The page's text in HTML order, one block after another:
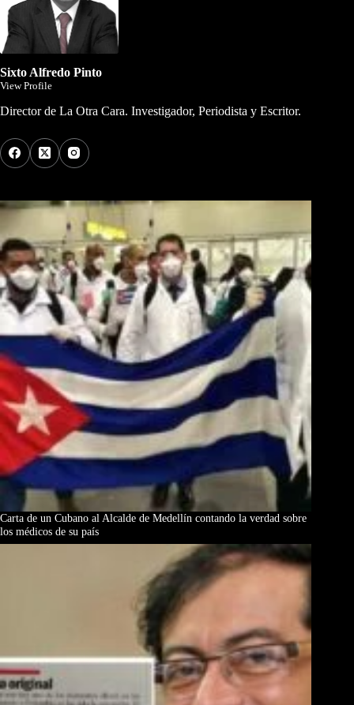
Sixto Alfredo Pinto
View Profile
Director de La Otra Cara. Investigador, Periodista y Escritor.
Carta de un Cubano al Alcalde de Medellín contando la verdad sobre
los médicos de su país